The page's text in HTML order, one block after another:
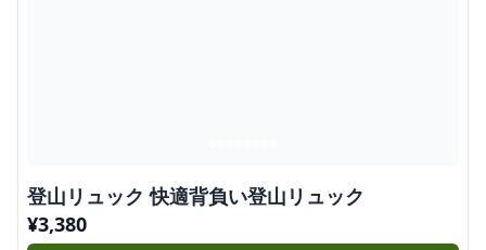
登山リュック 快適背負い登山リュック
¥3,380